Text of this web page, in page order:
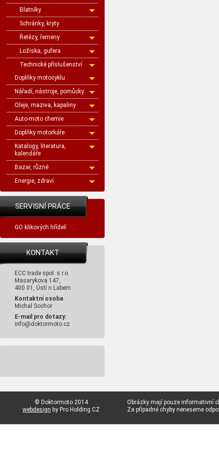
Blatníky
Schránky, kryty
Řetězy, řemeny
Ložiska, gufera
Technické příslušenství
Doplňky motocyklu
Nářadí, nástroje, pomůcky
Oleje, maziva, kapaliny
Auto-moto chemie
Doplňky motorkáře
Katalogy, literatura,
kalendáře
Bazar, různé
Energie, zdraví
SERVISNÍ PRÁCE
GO klikových hřídelí
KONTAKT
ECC trade spol. s r.o.
Masarykova 147,
400 01, Ústí n Labem
Kontaktní osoba
Michal Sochor
E-mail pro dotazy:
info@doktormoto.cz
© Doktormoto 2014
webdesign by Pro Holding CZ
Obrázky mají pouze informativní
Za případné chyby neneseme